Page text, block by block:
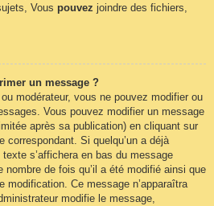
Vous pouvez joindre des fichiers,
un message ?
modérateur, vous ne pouvez modifier ou
Vous pouvez modifier un message
après sa publication) en cliquant sur
correspondant. Si quelqu’un a déjà
s’affichera en bas du message
nombre de fois qu’il a été modifié ainsi que
modification. Ce message n’apparaîtra
modifie le message,